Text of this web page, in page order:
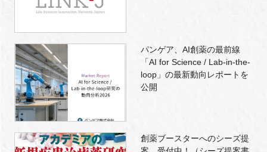
パンゲア、AI創薬の最前線
「AI for Science / Lab-in-the-
loop」の最新動向レポートを
公開
創薬ブースターへのシーズ提